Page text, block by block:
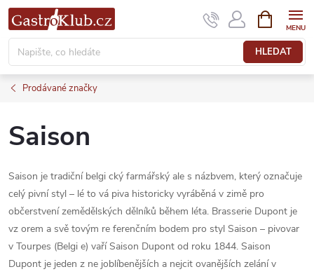
Přejít
na
obsah
HLEDAT
NÁKUPNÍ
KOŠÍK
Prodávané značky
Saison
Saison je tradiční belgi cký farmářský ale s názbvem, který označuje
celý pivní styl – lé to vá piva historicky vyráběná v zimě pro
občerstvení zemědělských dělníků během léta. Brasserie Dupont je
vz orem a svě tovým re ferenčním bodem pro styl Saison – pivovar
v Tourpes (Belgi e) vaří Saison Dupont od roku 1844. Saison
Dupont je jeden z ne joblíbenějších a nejcit ovanějších zelání v